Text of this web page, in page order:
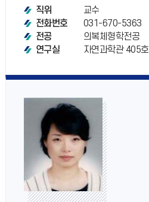
직위
교수
전화번호
031-670-5363
전공
의복체형학전공
연구실
자연과학관 405호